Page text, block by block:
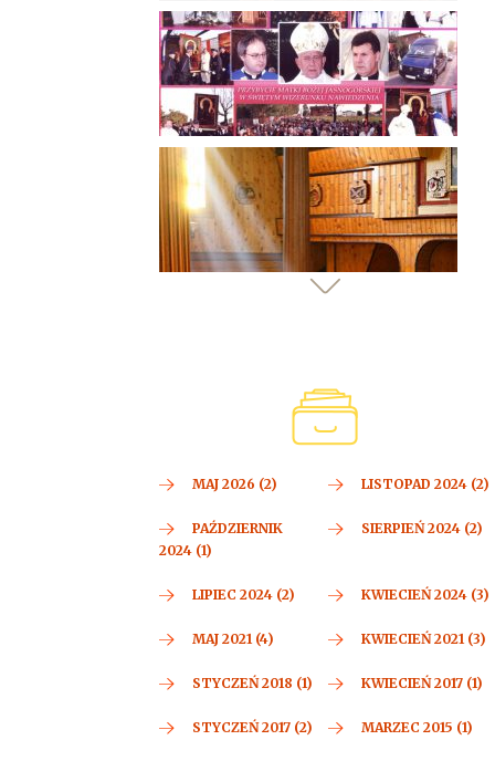
MAJ 2026 (2) LISTOPAD 2024 (2)
PAŹDZIERNIK
2024 (1)
SIERPIEŃ 2024 (2)
LIPIEC 2024 (2) KWIECIEŃ 2024 (3)
MAJ 2021 (4) KWIECIEŃ 2021 (3)
STYCZEŃ 2018 (1) KWIECIEŃ 2017 (1)
STYCZEŃ 2017 (2) MARZEC 2015 (1)